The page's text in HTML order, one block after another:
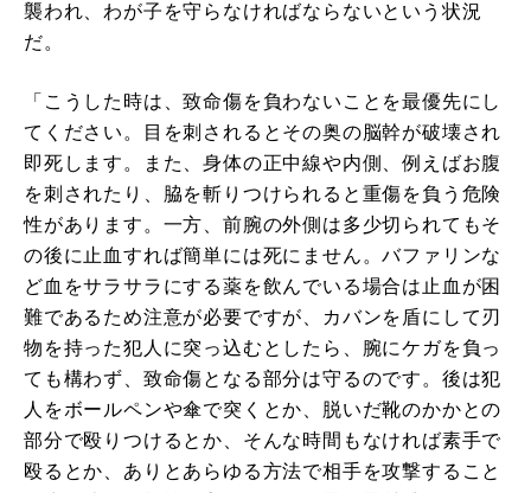
襲われ、わが子を守らなければならないという状況
だ。
「こうした時は、致命傷を負わないことを最優先にし
てください。目を刺されるとその奥の脳幹が破壊され
即死します。また、身体の正中線や内側、例えばお腹
を刺されたり、脇を斬りつけられると重傷を負う危険
性があります。一方、前腕の外側は多少切られてもそ
の後に止血すれば簡単には死にません。バファリンな
ど血をサラサラにする薬を飲んでいる場合は止血が困
難であるため注意が必要ですが、カバンを盾にして刃
物を持った犯人に突っ込むとしたら、腕にケガを負っ
ても構わず、致命傷となる部分は守るのです。後は犯
人をボールペンや傘で突くとか、脱いだ靴のかかとの
部分で殴りつけるとか、そんな時間もなければ素手で
殴るとか、ありとあらゆる方法で相手を攻撃すること